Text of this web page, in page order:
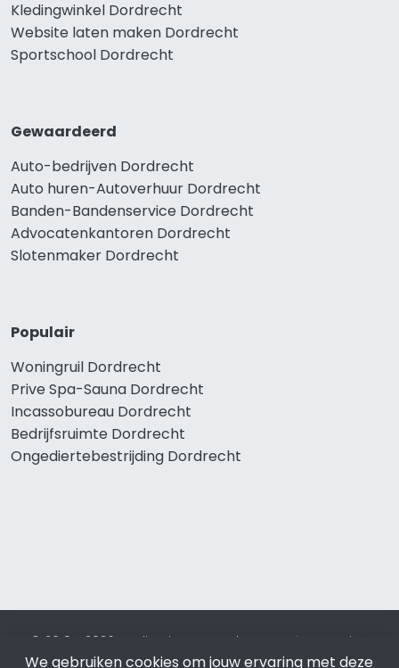
Kledingwinkel Dordrecht
Website laten maken Dordrecht
Sportschool Dordrecht
Gewaardeerd
Auto-bedrijven Dordrecht
Auto huren-Autoverhuur Dordrecht
Banden-Bandenservice Dordrecht
Advocatenkantoren Dordrecht
Slotenmaker Dordrecht
Populair
Woningruil Dordrecht
Prive Spa-Sauna Dordrecht
Incassobureau Dordrecht
Bedrijfsruimte Dordrecht
Ongediertebestrijding Dordrecht
© 2019 - 2026 Realisatie en SEO door SEO-bureau
Lion
Internet. Betaal alleen voor bewezen resultaten?SEO
We gebruiken cookies om jouw ervaring met deze